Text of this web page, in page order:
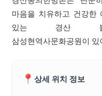
마음을 치유하고 건강한
있는 경산 볼거
삼성현역사문화공원이
📍 상세 위치 정보